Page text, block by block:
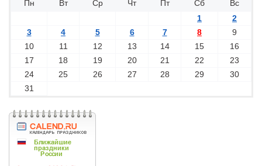
Пн
Вт Ср Чт Пт Сб
Вс
1
2
3
4 5 6 7 8
9
10
11 12 13 14 15
16
17
18 19 20 21 22
23
24
25 26 27 28 29
30
31